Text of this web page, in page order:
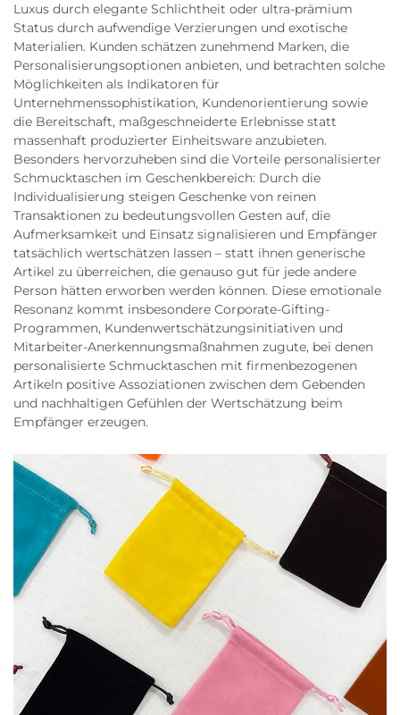
Luxus durch elegante Schlichtheit oder ultra-prämium
Status durch aufwendige Verzierungen und exotische
Materialien. Kunden schätzen zunehmend Marken, die
Personalisierungsoptionen anbieten, und betrachten solche
Möglichkeiten als Indikatoren für
Unternehmenssophistikation, Kundenorientierung sowie
die Bereitschaft, maßgeschneiderte Erlebnisse statt
massenhaft produzierter Einheitsware anzubieten.
Besonders hervorzuheben sind die Vorteile personalisierter
Schmucktaschen im Geschenkbereich: Durch die
Individualisierung steigen Geschenke von reinen
Transaktionen zu bedeutungsvollen Gesten auf, die
Aufmerksamkeit und Einsatz signalisieren und Empfänger
tatsächlich wertschätzen lassen – statt ihnen generische
Artikel zu überreichen, die genauso gut für jede andere
Person hätten erworben werden können. Diese emotionale
Resonanz kommt insbesondere Corporate-Gifting-
Programmen, Kundenwertschätzungsinitiativen und
Mitarbeiter-Anerkennungsmaßnahmen zugute, bei denen
personalisierte Schmucktaschen mit firmenbezogenen
Artikeln positive Assoziationen zwischen dem Gebenden
und nachhaltigen Gefühlen der Wertschätzung beim
Empfänger erzeugen.